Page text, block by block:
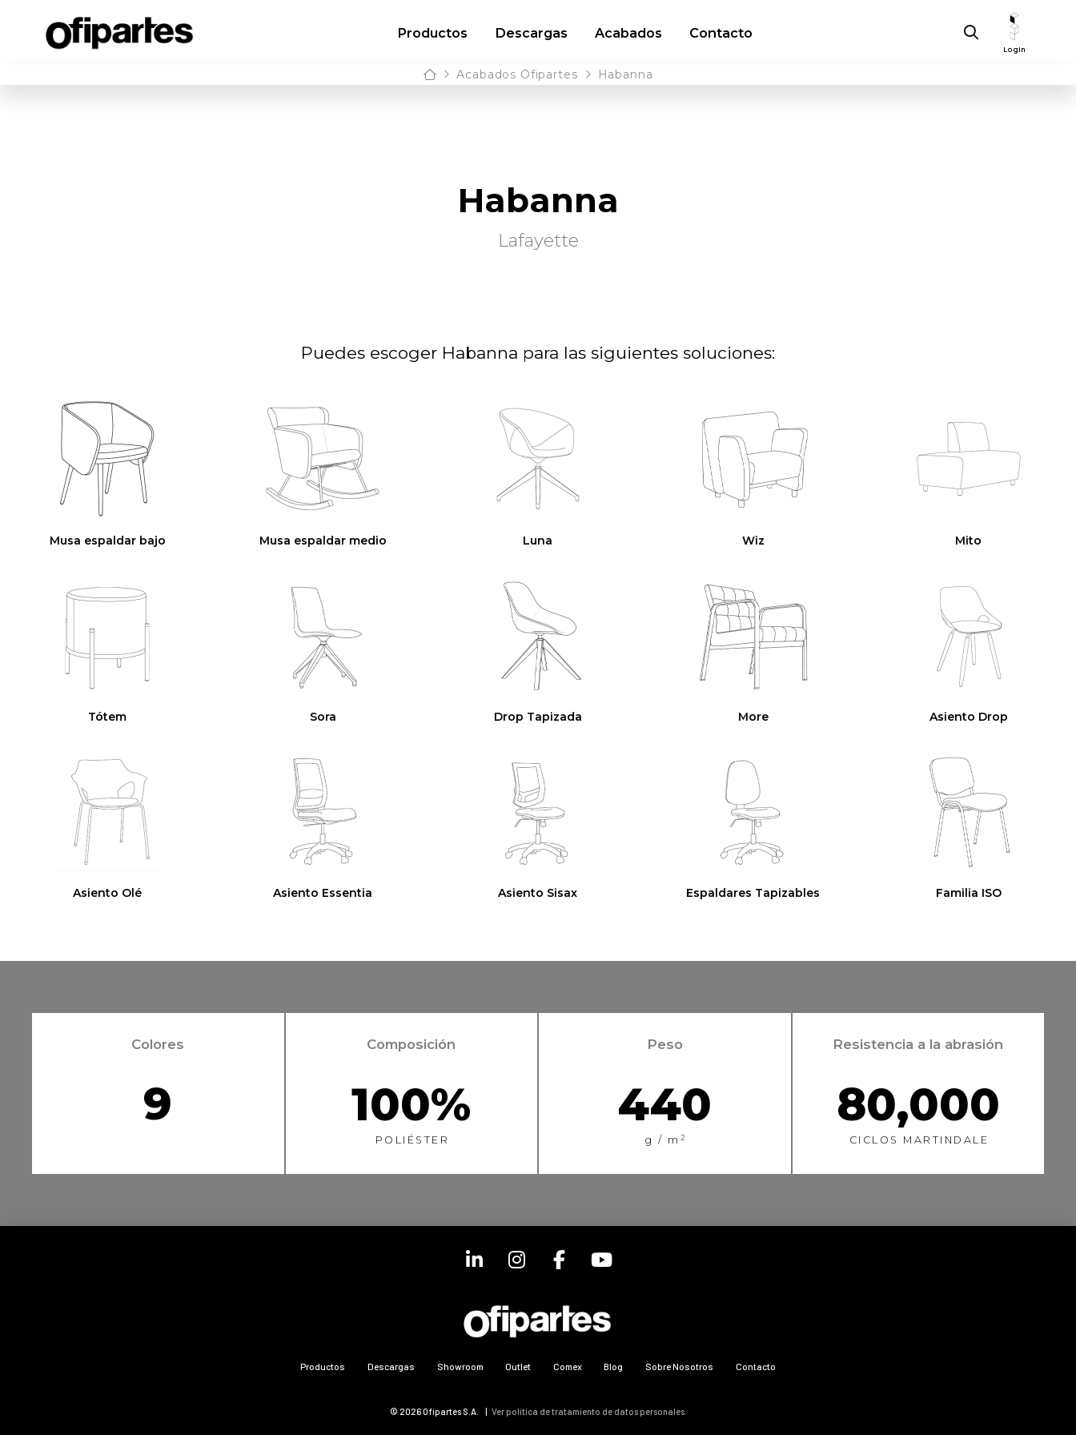
Productos Descargas Acabados Contacto
Login
HomeAcabados Ofipartes Habanna
Habanna
Lafayette
Puedes escoger Habanna para las siguientes soluciones:
Musa espaldar bajo Musa espaldar medio Luna Wiz Mito
Tótem Sora Drop Tapizada More Asiento Drop
Asiento Olé Asiento Essentia Asiento Sisax Espaldares Tapizables Familia ISO
Colores
9
Composición
100%
POLIÉSTER
Peso
440
g / m 2
Resistencia a la abrasión
80,000
CICLOS MARTINDALE
Productos Descargas Showroom Outlet Comex Blog Sobre Nosotros Contacto
© 2026 Ofipartes S.A. | Ver política de tratamiento de datos personales.